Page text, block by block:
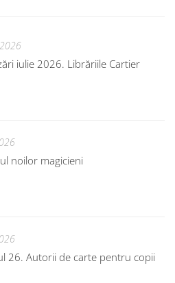
iulie 2026. Librăriile Cartier
noilor magicieni
26. Autorii de carte pentru copii